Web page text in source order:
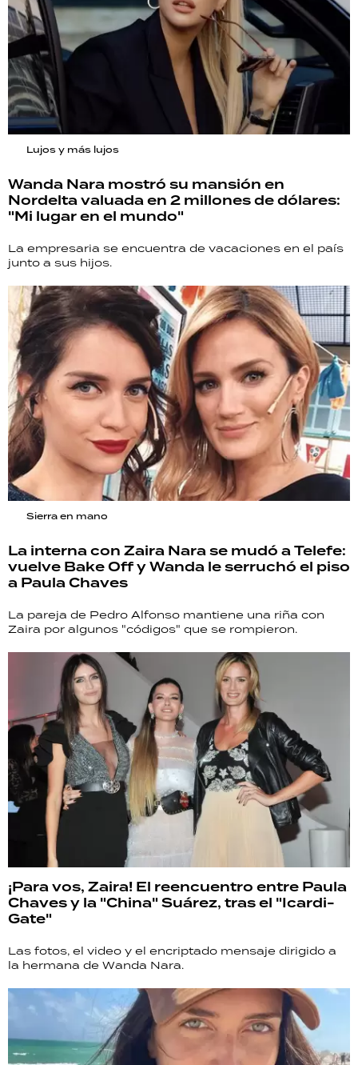
Lujos y más lujos
Wanda Nara mostró su mansión en
Nordelta valuada en 2 millones de dólares:
"Mi lugar en el mundo"
La empresaria se encuentra de vacaciones en el país
junto a sus hijos.
Sierra en mano
La interna con Zaira Nara se mudó a Telefe:
vuelve Bake Off y Wanda le serruchó el piso
a Paula Chaves
La pareja de Pedro Alfonso mantiene una riña con
Zaira por algunos "códigos" que se rompieron.
¡Para vos, Zaira! El reencuentro entre Paula
Chaves y la "China" Suárez, tras el "Icardi-
Gate"
Las fotos, el video y el encriptado mensaje dirigido a
la hermana de Wanda Nara.